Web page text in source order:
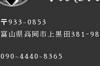
〒933-0853
富山県高岡市上黒田381ｰ98
090-4440-8365